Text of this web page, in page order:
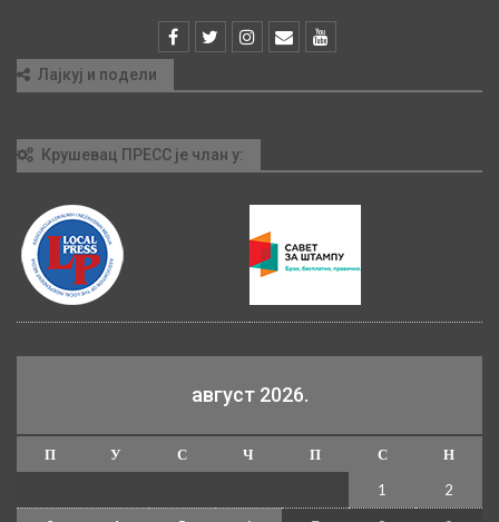
Лајкуј и подели
Крушевац ПРЕСС је члан у:
август 2026.
П У С Ч П С
Н
1
2